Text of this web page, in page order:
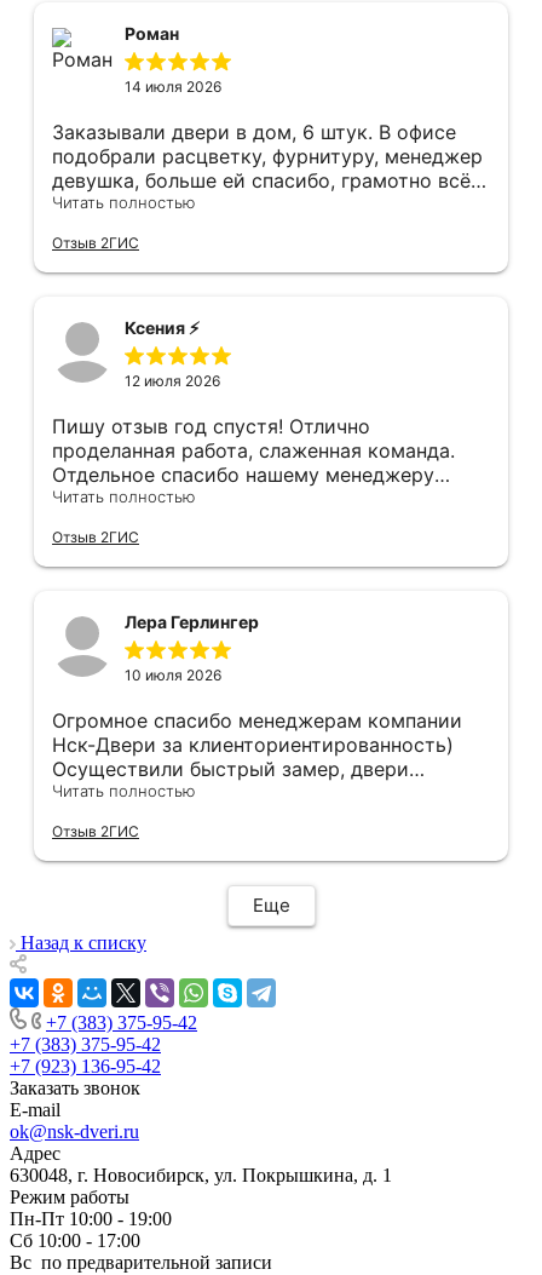
После предъявления претензии менеджеру
получил только недовольный звонок от
монтажника, никаких извинений и попыток
менеджером специально обговаривал, что
нужна утилизация, мне это затруднительно -
ограниченные физические возможности...
Дополнение на следующий день - отберите
пол в квартире (явно положили не
остановившуюся диском вниз) и само
где-то краску подъездную обтёрли... К
качеству двери тоже претензии - порог
нержавеющий, обклеен плёнкой, которую
порога наклеен на эту плёнку...
Роман
14 июля 2026
Заказывали двери в дом, 6 штук. В офисе
подобрали расцветку, фурнитуру, менеджер
девушка, больше ей спасибо, грамотно всё
подсказывала и советовала. Парни
филигранно установили, много видел других
дверей, в которых видны запилы, щели, но
корабле, не к чему придраться. Мы с женой
довольны, спасибо!!!!
Читать полностью
Отзыв 2ГИС
Ксения ⚡️
12 июля 2026
Пишу отзыв год спустя! Отлично
проделанная работа, слаженная команда.
Отдельное спасибо нашему менеджеру
Анастасии, помогла сделать выбор, от
профессионально, рекомендую.
Читать полностью
Отзыв 2ГИС
Лера Герлингер
10 июля 2026
Огромное спасибо менеджерам компании
Нск-Двери за клиенториентированность)
Осуществили быстрый замер, двери
оказались в наличии. По доставке
компанию, где я могу указать удобный для
меня интервал времени, а не ждать весь
день🙏 Не могу не отметить качественный
монтаж дверей, спасибо мастеру Антону за
его труд!!!
Читать полностью
Отзыв 2ГИС
Еще
Назад к списку
+7 (383) 375-95-42
+7 (383) 375-95-42
+7 (923) 136-95-42
Заказать звонок
E-mail
ok@nsk-dveri.ru
Адрес
630048, г. Новосибирск, ул. Покрышкина, д. 1
Режим работы
Пн-Пт 10:00 - 19:00
Сб 10:00 - 17:00
Вс по предварительной записи